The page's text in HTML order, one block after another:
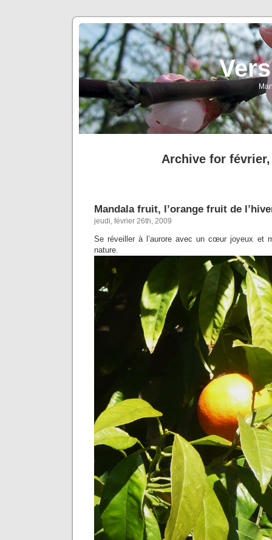
Archive for février,
Mandala fruit, l’orange fruit de
jeudi, février 26th, 2009
Se réveiller à l’aurore avec un cœur joyeux et
nature.